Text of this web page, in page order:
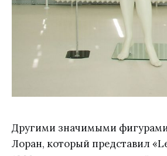
Другими значимыми
Лоран, который представил